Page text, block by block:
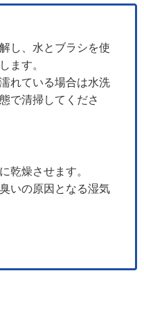
し、水とブラシを使
ます。
れている場合は水洗
で清掃してくださ
乾燥させます。
いの原因となる湿気